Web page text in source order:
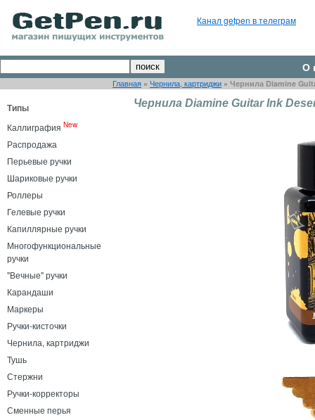
Канал getpen в телеграм
О
Главная » Чернила, картриджи » Чернила Diamine
Типы
Каллиграфия New
Распродажа
Перьевые ручки
Шариковые ручки
Роллеры
Гелевые ручки
Капиллярные ручки
Многофункциональные
ручки
"Вечные" ручки
Карандаши
Маркеры
Ручки-кисточки
Чернила, картриджи
Тушь
Стержни
Ручки-корректоры
Сменные перья
Чернила Diamine Guitar Ink